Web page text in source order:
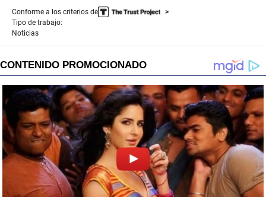
Conforme a los criterios de
Tipo de trabajo:
Noticias